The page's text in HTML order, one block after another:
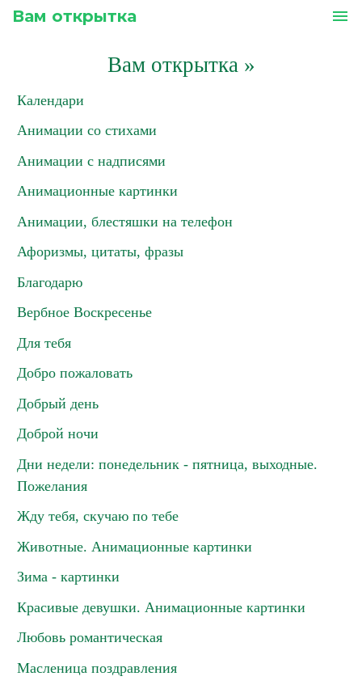
Вам открытка menu
Вам открытка»
Календари
Анимации со стихами
Анимации с надписями
Анимационные картинки
Анимации, блестяшки на телефон
Афоризмы, цитаты, фразы
Благодарю
Вербное Воскресенье
Для тебя
Добро пожаловать
Добрый день
Доброй ночи
Дни недели: понедельник - пятница, выходные.
Пожелания
Жду тебя, скучаю по тебе
Животные. Анимационные картинки
Зима - картинки
Красивые девушки. Анимационные картинки
Любовь романтическая
Масленица поздравления